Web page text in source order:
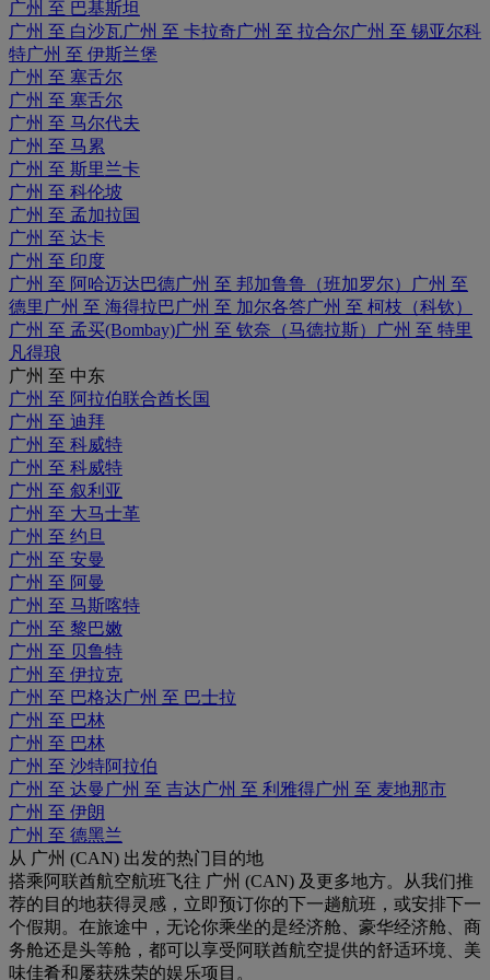
广州 至 巴基斯坦
广州 至 白沙瓦广州 至 卡拉奇广州 至 拉合尔广州 至 锡亚尔科
特广州 至 伊斯兰堡
广州 至 塞舌尔
广州 至 塞舌尔
广州 至 马尔代夫
广州 至 马累
广州 至 斯里兰卡
广州 至 科伦坡
广州 至 孟加拉国
广州 至 达卡
广州 至 印度
广州 至 阿哈迈达巴德广州 至 邦加鲁鲁（班加罗尔）
广州 至
德里 广州 至 海得拉巴广州 至 加尔各答广州 至 柯枝（科钦）
广州 至 孟买(Bombay)广州 至 钦奈（马德拉斯）
广州 至 特里
凡得琅
广州 至 中东
广州 至 阿拉伯联合酋长国
广州 至 迪拜
广州 至 科威特
广州 至 科威特
广州 至 叙利亚
广州 至 大马士革
广州 至 约旦
广州 至 安曼
广州 至 阿曼
广州 至 马斯喀特
广州 至 黎巴嫩
广州 至 贝鲁特
广州 至 伊拉克
广州 至 巴格达广州 至 巴士拉
广州 至 巴林
广州 至 巴林
广州 至 沙特阿拉伯
广州 至 达曼 广州 至 吉达广州 至 利雅得广州 至 麦地那市
广州 至 伊朗
广州 至 德黑兰
从 广州 (CAN) 出发的热门目的地
搭乘阿联酋航空航班飞往 广州 (CAN) 及更多地方。从我们推
荐的目的地获得灵感，立即预订你的下一趟航班，或安排下一
个假期。在旅途中，无论你乘坐的是经济舱、豪华经济舱、商
务舱还是头等舱，都可以享受阿联酋航空提供的舒适环境、美
味佳肴和屡获殊荣的娱乐项目。